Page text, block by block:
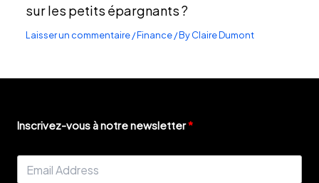
sur les petits épargnants ?
Laisser un commentaire/Finance/ ByClaire Dumont
Inscrivez-vous à notre newsletter